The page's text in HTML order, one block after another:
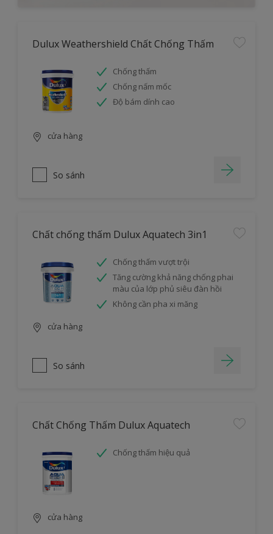
Dulux Weathershield Chất Chống Thấm
Chống thấm
Chống nấm mốc
Độ bám dính cao
cửa hàng
So sánh
Chất chống thấm Dulux Aquatech 3in1
Chống thấm vượt trội
Tăng cường khả năng chống phai
màu của lớp phủ siêu đàn hồi
Không cần pha xi măng
cửa hàng
So sánh
Chất Chống Thấm Dulux Aquatech
Chống thấm hiệu quả
cửa hàng